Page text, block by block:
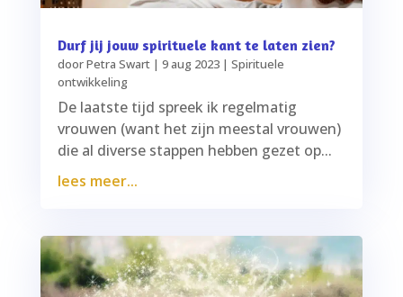
Durf jij jouw spirituele kant te laten zien?
doorPetra Swart| 9 aug 2023| Spirituele
ontwikkeling
De laatste tijd spreek ik regelmatig
vrouwen (want het zijn meestal vrouwen)
die al diverse stappen hebben gezet op...
lees meer...